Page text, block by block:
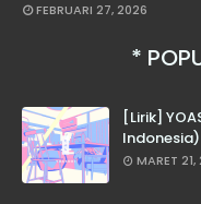
FEBRUARI 27, 2026
[Lirik]
Indonesia)
MARET 21,